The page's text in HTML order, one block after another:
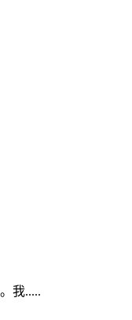
我.....